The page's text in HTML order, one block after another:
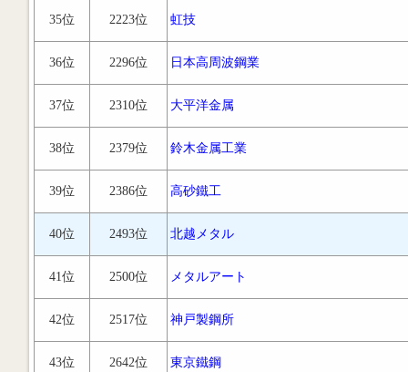
35位 2223位 虹技
36位 2296位 日本高周波鋼業
37位 2310位 大平洋金属
38位 2379位 鈴木金属工業
39位 2386位 高砂鐵工
40位 2493位 北越メタル
41位 2500位 メタルアート
42位 2517位 神戸製鋼所
43位 2642位 東京鐵鋼